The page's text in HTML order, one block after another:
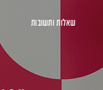
שאלות ותשובות